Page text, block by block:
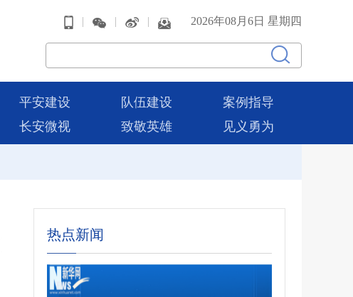
| | | 2026年08月6日 星期四
平安建设 队伍建设
案例指导
长安微视 致敬英雄 见义勇为
热点新闻